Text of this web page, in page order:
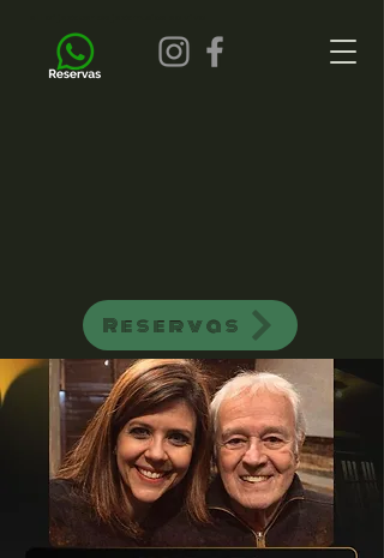
Reservas